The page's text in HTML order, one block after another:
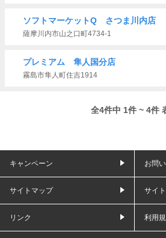
ソフトマーケットQ さつま川内店
薩摩川内市山之口町4734-1
プレミアム 隼人国分店
霧島市隼人町住吉1914
全4件中 1件 ~ 4件
キャンペーン お問
サイトマップ サイ
リンク 利用